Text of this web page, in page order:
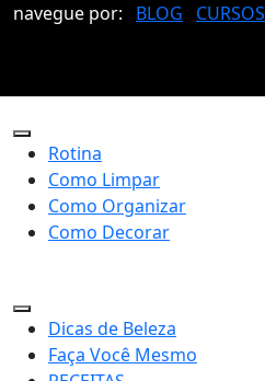
navegue por: BLOG CURSOS
Rotina
Como Limpar
Como Organizar
Como Decorar
Dicas de Beleza
Faça Você Mesmo